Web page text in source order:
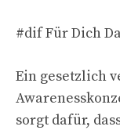
#dif Für Dich
Ein gesetzlich
sorgt dafür,